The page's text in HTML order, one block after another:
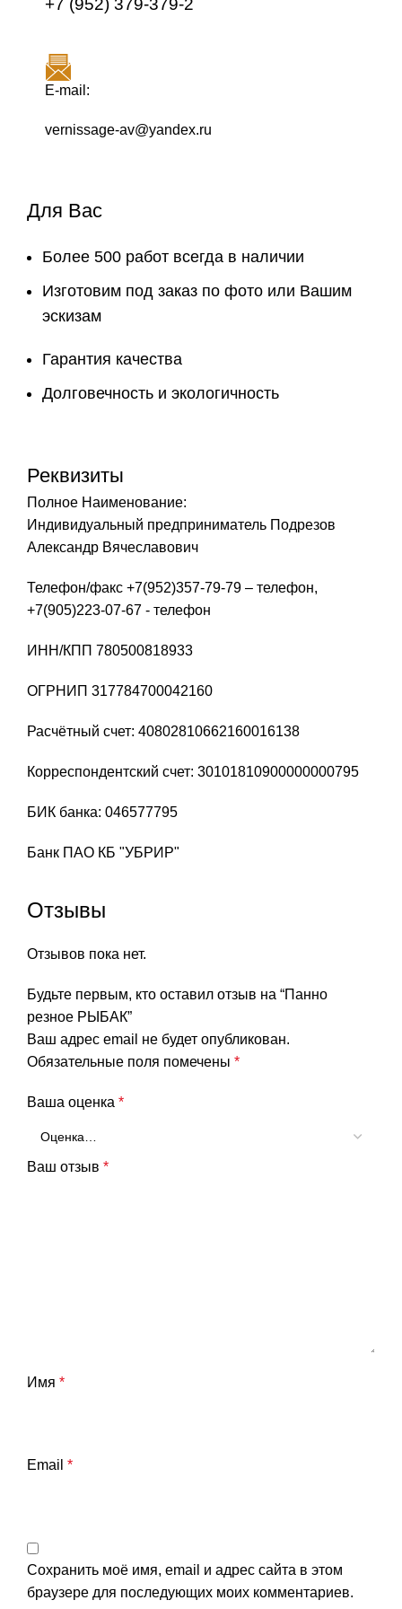
+7 (952) 379-379-2
E-mail:
vernissage-av@yandex.ru
Для Вас
Более 500 работ всегда в наличии
Изготовим под заказ по фото или Вашим
эскизам
Гарантия качества
Долговечность и экологичность
Реквизиты
Полное Наименование:
Индивидуальный предприниматель Подрезов
Александр Вячеславович
Телефон/факс +7(952)357-79-79 – телефон,
+7(905)223-07-67 - телефон
ИНН/КПП 780500818933
ОГРНИП 317784700042160
Расчётный счет: 40802810662160016138
Корреспондентский счет: 30101810900000000795
БИК банка: 046577795
Банк ПАО КБ "УБРИР"
Отзывы
Отзывов пока нет.
Будьте первым, кто оставил отзыв на “Панно
резное РЫБАК”
Ваш адрес email не будет опубликован.
Обязательные поля помечены *
Ваша оценка *
Ваш отзыв *
Имя *
Email *
Сохранить моё имя, email и адрес сайта в этом
браузере для последующих моих комментариев.